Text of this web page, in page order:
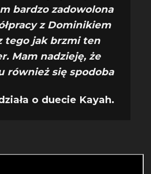
bardzo zadowolona
z Dominikiem
tego jak brzmi ten
Mam nadzieję, że
również się spodoba
o duecie Kayah.